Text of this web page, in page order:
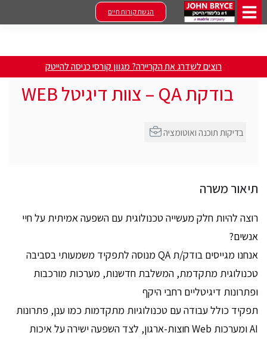
הגשת קורות חיים
רוצים לשדרג את הקריירה? מגוון קורסי כניסה להייטק
בודקת QA – צוות דיגיטל WEB
תיאור משרה
רוצה להיות חלק מעשייה טכנולוגית עם השפעה אמיתית על חיי
אנשים?
אנחנו מגייסים בודק/ת QA מנוסה לתפקיד משמעותי בסביבה
טכנולוגית מתקדמת, המשלבת חדשנות, מערכות מורכבות
ופתרונות דיגיטליים רחבי היקף
תפקיד כולל עבודה עם טכנולוגיות מתקדמות כמו ענן, פתרונות
AI ומערכות Web חוצות-ארגון, לצד השפעה ישירה על איכות